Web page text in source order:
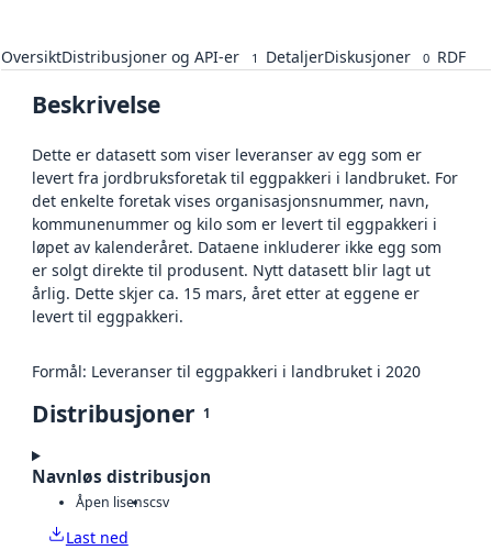
OversiktDistribusjoner og API-er 1 DetaljerDiskusjoner 0 RDF
Beskrivelse
Dette er datasett som viser leveranser av egg som er
levert fra jordbruksforetak til eggpakkeri i landbruket. For
det enkelte foretak vises organisasjonsnummer, navn,
kommunenummer og kilo som er levert til eggpakkeri i
løpet av kalenderåret. Dataene inkluderer ikke egg som
er solgt direkte til produsent. Nytt datasett blir lagt ut
årlig. Dette skjer ca. 15 mars, året etter at eggene er
levert til eggpakkeri.
Formål: Leveranser til eggpakkeri i landbruket i 2020
Distribusjoner 1
Navnløs distribusjon
Åpen lisenscsv
Last ned